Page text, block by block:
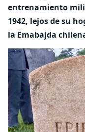
entrenamiento
1942, lejos de su
la Emabajda